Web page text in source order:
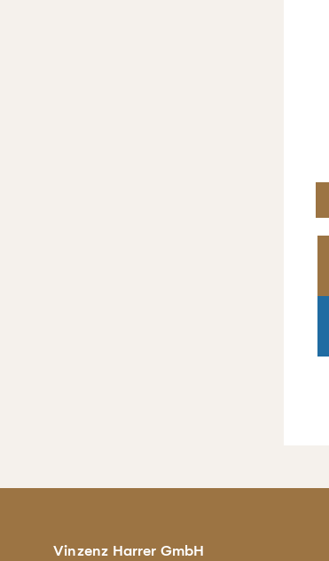
Vinzenz Harrer GmbH